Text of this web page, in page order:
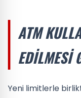
ATM
EDILMESI
Yeni limitlerle